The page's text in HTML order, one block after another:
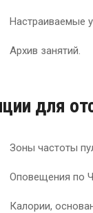
занятий.
для
частоты
по